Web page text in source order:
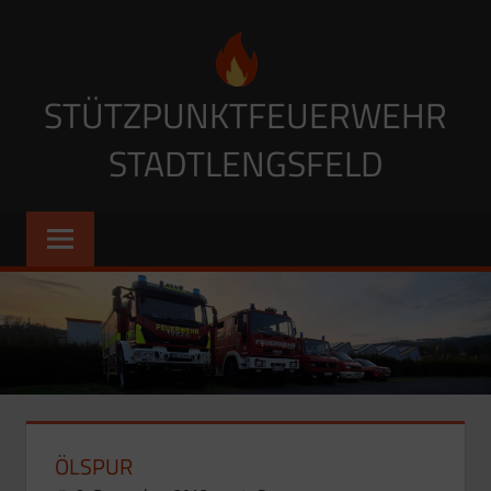
STÜTZPUNKTFEUERWEHR
STADTLENGSFELD
ÖLSPUR